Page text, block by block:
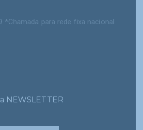
*Chamada para rede fixa nacional
NEWSLETTER